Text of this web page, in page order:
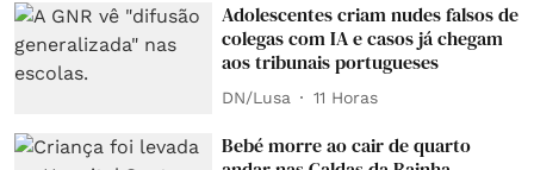
Adolescentes criam nudes falsos de
colegas com IA e casos já chegam
aos tribunais portugueses
DN/Lusa 11 Horas
Bebé morre ao cair de quarto